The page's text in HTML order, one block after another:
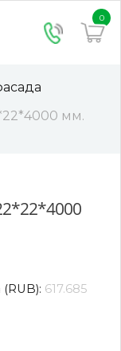
0
мм.
617.685